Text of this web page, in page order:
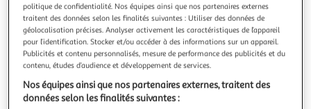
Livraison dès 5/6 jours
4,99€
Plus d'options
Vendu par2KINGS
Livr. ou retrait dès 1/2 semaines
politique de confidentialité. Nos équipes ainsi que nos partenaires externes
traitent des données selon les finalités suivantes : Utiliser des données de
géolocalisation précises. Analyser activement les caractéristiques de l’appareil
pour l’identification. Stocker et/ou accéder à des informations sur un appareil.
Publicités et contenu personnalisés, mesure de performance des publicités et du
contenu, études d’audience et développement de services.
Nos équipes ainsi que nos partenaires externes, traitent des
données selon les finalités suivantes :